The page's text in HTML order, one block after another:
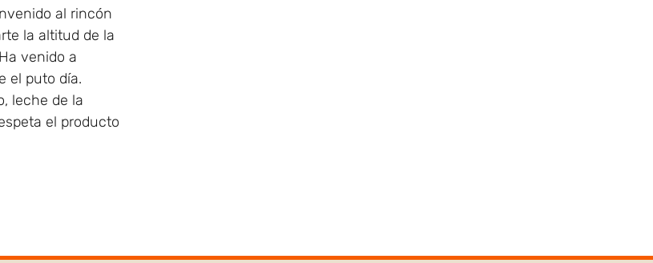
al rincón
la altitud de la
venido a
el puto día.
leche de la
el producto